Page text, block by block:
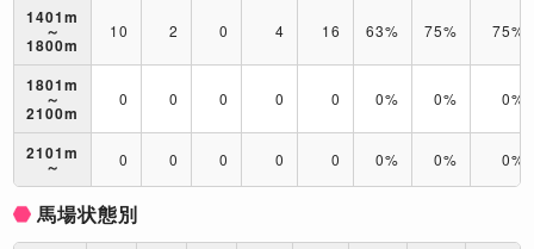
1401m
～
1800m
10 2 0 4 16 63% 75% 75%
1801m
～
2100m
0 0 0 0 0 0% 0% 0%
2101m
～ 0 0 0 0 0 0% 0% 0%
馬場状態別